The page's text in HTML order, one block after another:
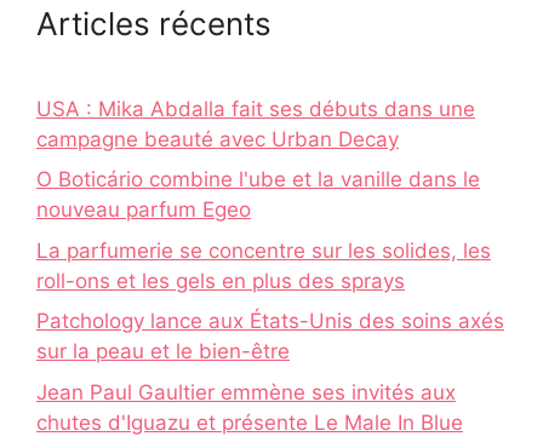
Articles récents
USA : Mika Abdalla fait ses débuts dans une
campagne beauté avec Urban Decay
O Boticário combine l'ube et la vanille dans le
nouveau parfum Egeo
La parfumerie se concentre sur les solides, les
roll-ons et les gels en plus des sprays
Patchology lance aux États-Unis des soins axés
sur la peau et le bien-être
Jean Paul Gaultier emmène ses invités aux
chutes d'Iguazu et présente Le Male In Blue